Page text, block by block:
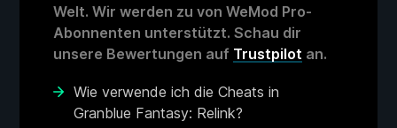
Welt. Wir werden zu von WeMod Pro-
Abonnenten unterstützt. Schau dir
unsere Bewertungen auf Trustpilot an.
Wie verwende ich die Cheats in
Granblue Fantasy: Relink?